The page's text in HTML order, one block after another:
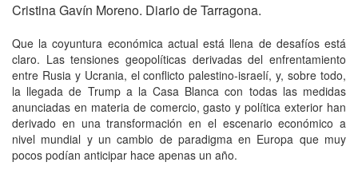
Cristina Gavín Moreno. Diario de Tarragona.
Que la coyuntura económica actual está llena de desafíos está
claro. Las tensiones geopolíticas derivadas del enfrentamiento
entre Rusia y Ucrania, el conflicto palestino-israelí, y, sobre todo,
la llegada de Trump a la Casa Blanca con todas las medidas
anunciadas en materia de comercio, gasto y política exterior han
derivado en una transformación en el escenario económico a
nivel mundial y un cambio de paradigma en Europa que muy
pocos podían anticipar hace apenas un año.